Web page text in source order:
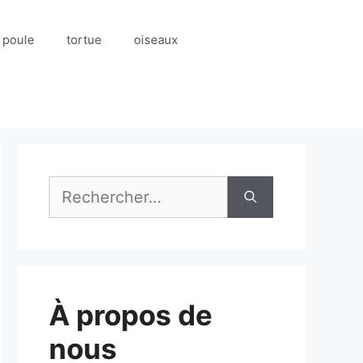
poule tortue oiseaux
À propos de
nous